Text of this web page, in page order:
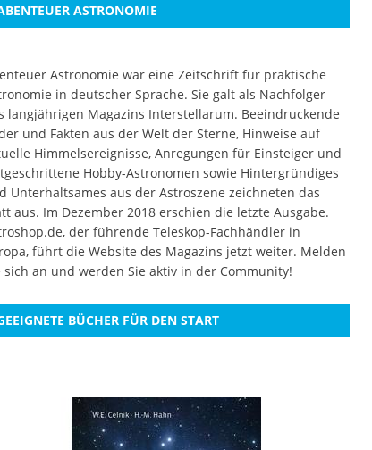
ASTRONOMIE
Astronomie war eine Zeitschrift für praktische
in deutscher Sprache. Sie galt als Nachfolger
langjährigen Magazins Interstellarum. Beeindruckende
und Fakten aus der Welt der Sterne, Hinweise auf
Himmelsereignisse, Anregungen für Einsteiger und
Hobby-Astronomen sowie Hintergründiges
Unterhaltsames aus der Astroszene zeichneten das
aus. Im Dezember 2018 erschien die letzte Ausgabe.
der führende Teleskop-Fachhändler in
führt die Website des Magazins jetzt weiter. Melden
sich an und werden Sie aktiv in der Community!
BÜCHER FÜR DEN START